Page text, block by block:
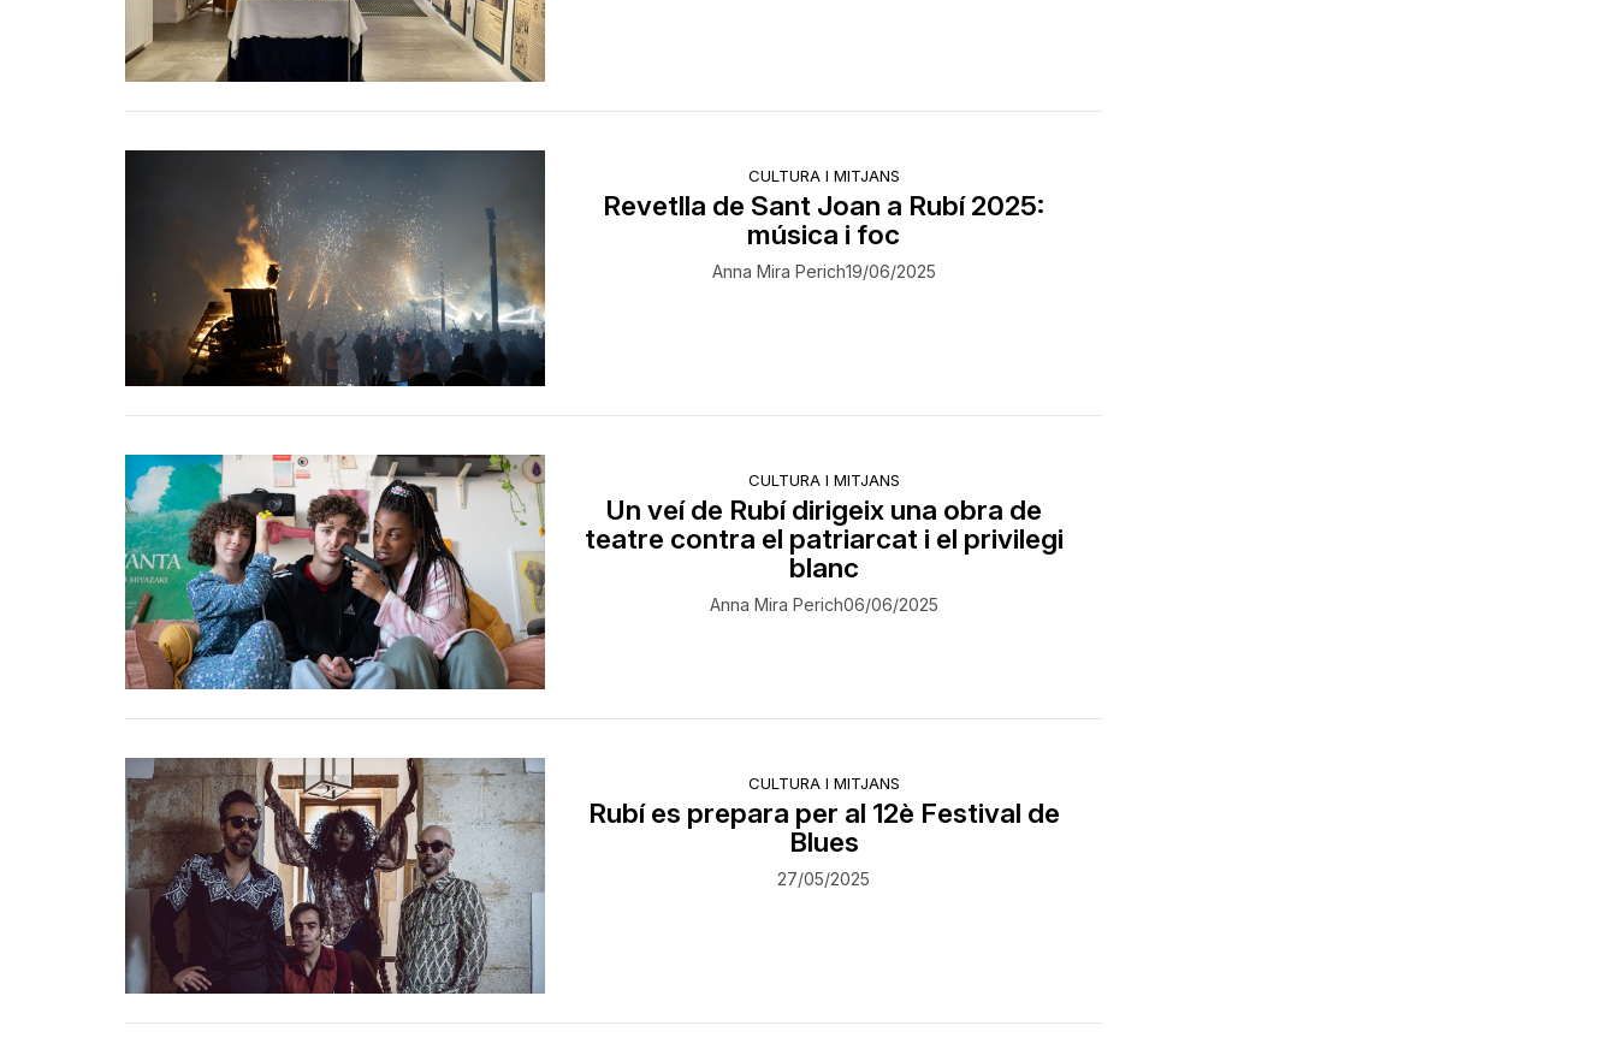
CULTURA I MITJANS
Revetlla de Sant Joan a Rubí 2025:
música i foc
Anna Mira Perich19/06/2025
CULTURA I MITJANS
Un veí de Rubí dirigeix una obra de
teatre contra el patriarcat i el privilegi
blanc
Anna Mira Perich06/06/2025
CULTURA I MITJANS
Rubí es prepara per al 12è Festival de
Blues
27/05/2025